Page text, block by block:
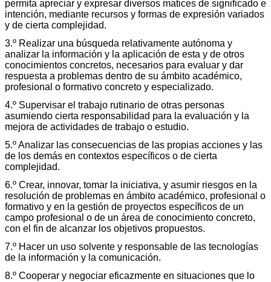
permita apreciar y expresar diversos matices de significado e
intención, mediante recursos y formas de expresión variados
y de cierta complejidad.
3.º Realizar una búsqueda relativamente autónoma y
analizar la información y la aplicación de esta y de otros
conocimientos concretos, necesarios para evaluar y dar
respuesta a problemas dentro de su ámbito académico,
profesional o formativo concreto y especializado.
4.º Supervisar el trabajo rutinario de otras personas
asumiendo cierta responsabilidad para la evaluación y la
mejora de actividades de trabajo o estudio.
5.º Analizar las consecuencias de las propias acciones y las
de los demás en contextos específicos o de cierta
complejidad.
6.º Crear, innovar, tomar la iniciativa, y asumir riesgos en la
resolución de problemas en ámbito académico, profesional o
formativo y en la gestión de proyectos específicos de un
campo profesional o de un área de conocimiento concreto,
con el fin de alcanzar los objetivos propuestos.
7.º Hacer un uso solvente y responsable de las tecnologías
de la información y la comunicación.
8.º Cooperar y negociar eficazmente en situaciones que lo